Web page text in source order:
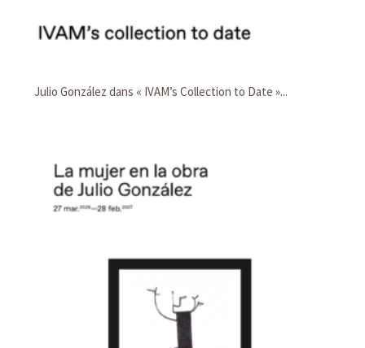
Julio González dans « IVAM’s Collection to Date »...